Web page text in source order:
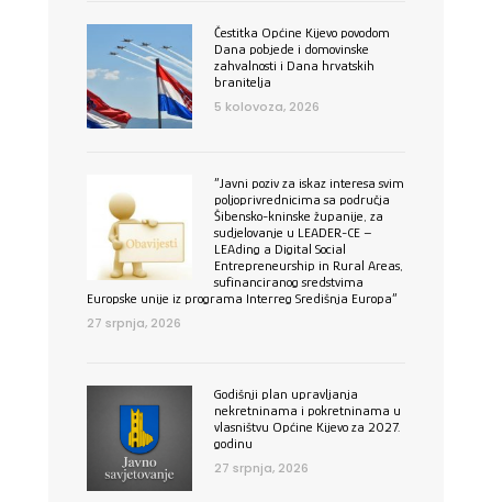
Čestitka Općine Kijevo povodom
Dana pobjede i domovinske
zahvalnosti i Dana hrvatskih
branitelja
5 kolovoza, 2026
”Javni poziv za iskaz interesa svim
poljoprivrednicima sa područja
Šibensko-kninske županije, za
sudjelovanje u LEADER-CE –
LEAding a Digital Social
Entrepreneurship in Rural Areas,
sufinanciranog sredstvima
Europske unije iz programa Interreg Središnja Europa”
27 srpnja, 2026
Godišnji plan upravljanja
nekretninama i pokretninama u
vlasništvu Općine Kijevo za 2027.
godinu
27 srpnja, 2026